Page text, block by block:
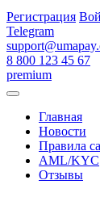
Регистрация
Telegram
8 800 123 45 67
premium
Главная
Новости
Правила
AML/KYC
Отзывы